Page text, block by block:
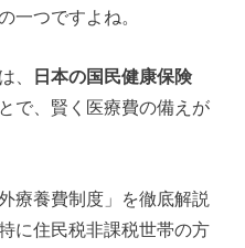
一つですよね。
、
日本の国民健康保険
で、賢く医療費の備えが
療養費制度」を徹底解説
に住民税非課税世帯の方